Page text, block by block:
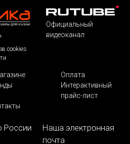
cookies
Официальный
видеоканал
Оплата
Интерактивный
прайс-лист
России
Наша электронная
почта